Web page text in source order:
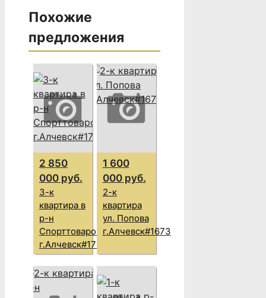
Похожие
предложения
2 850
000 руб.
3-к
квартира в
р-н
Спорттоваров
г.Алчевск#1705
1 600
000 руб.
2-к
квартира
ул. Попова
г.Алчевск#1673